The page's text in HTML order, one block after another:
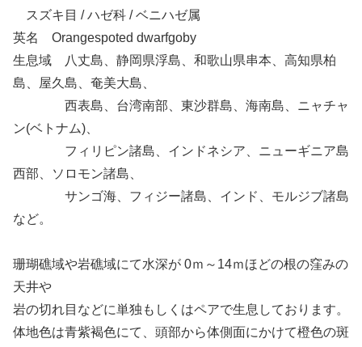
スズキ目 / ハゼ科 / ベニハゼ属
英名 Orangespoted dwarfgoby
生息域 八丈島、静岡県浮島、和歌山県串本、高知県柏
島、屋久島、奄美大島、
西表島、台湾南部、東沙群島、海南島、ニャチャ
ン(ベトナム)、
フィリピン諸島、インドネシア、ニューギニア島
西部、ソロモン諸島、
サンゴ海、フィジー諸島、インド、モルジブ諸島
など。
珊瑚礁域や岩礁域にて水深が 0ｍ～14ｍほどの根の窪みの
天井や
岩の切れ目などに単独もしくはペアで生息しております。
体地色は青紫褐色にて、頭部から体側面にかけて橙色の斑